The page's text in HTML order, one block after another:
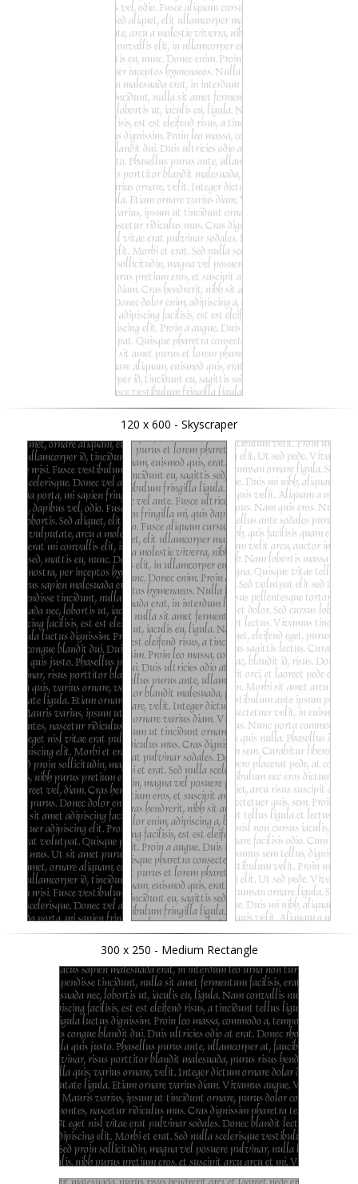
120 x 600 - Skyscraper
300 x 250 - Medium Rectangle